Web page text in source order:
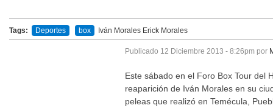
Tags: Deportes box Iván Morales Erick Morales
Publicado 12 Diciembre 2013 - 8:26pm por
Este sábado en el Foro Box Tour del
reaparición de Iván Morales en su
peleas que realizó en Temécula,